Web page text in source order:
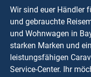
Wir sind euer Händler
und gebrauchte
und Wohnwagen in
starken Marken und
leistungsfähigen
Service-Center. Ihr